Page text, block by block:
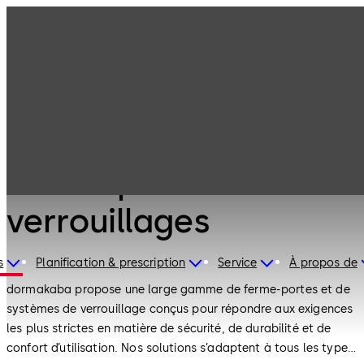
Planification & prescription Service À propos de
verrouillages
dormakaba propose une large gamme de ferme-portes et de
systèmes de verrouillage conçus pour répondre aux exigences
les plus strictes en matière de sécurité, de durabilité et de
confort d’utilisation. Nos solutions s’adaptent à tous les types